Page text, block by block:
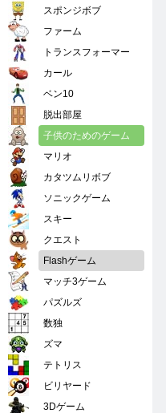
スポンジボブ
ファーム
トランスフォーマー
カール
ベン10
脱出部屋
子供のためのゲーム
マリオ
カタツムリボブ
ソニックゲーム
スキー
クエスト
Flashゲーム
マッチ3ゲーム
パズルズ
数独
ズマ
テトリス
ビリヤード
3Dゲーム